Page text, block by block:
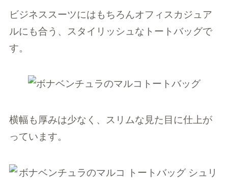
ビジネススーツにはもちろんオフィスカジュア
ルにも合う、スタイリッシュなトートバッグで
す。
横幅も厚みは少なく、スリムな見た目に仕上が
っています。